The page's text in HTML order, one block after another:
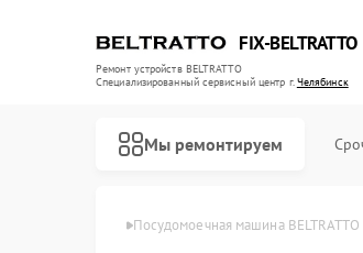
FIX-BELTRATTO
Ремонт устройств BELTRATTO
Специализированный cервисный центр г.Челябинск
Мы ремонтируем
Посудомоечная машина